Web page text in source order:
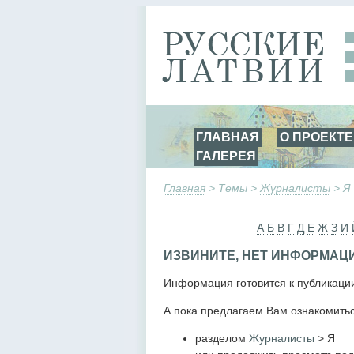
ГЛАВНАЯ О ПРОЕКТЕ
ГАЛЕРЕЯ
Главная > Темы > Журналисты > Я
А Б В Г Д Е Ж З И
ИЗВИНИТЕ, НЕТ
Информация готовится к
А пока предлагаем Вам
разделом Журналисты > Я